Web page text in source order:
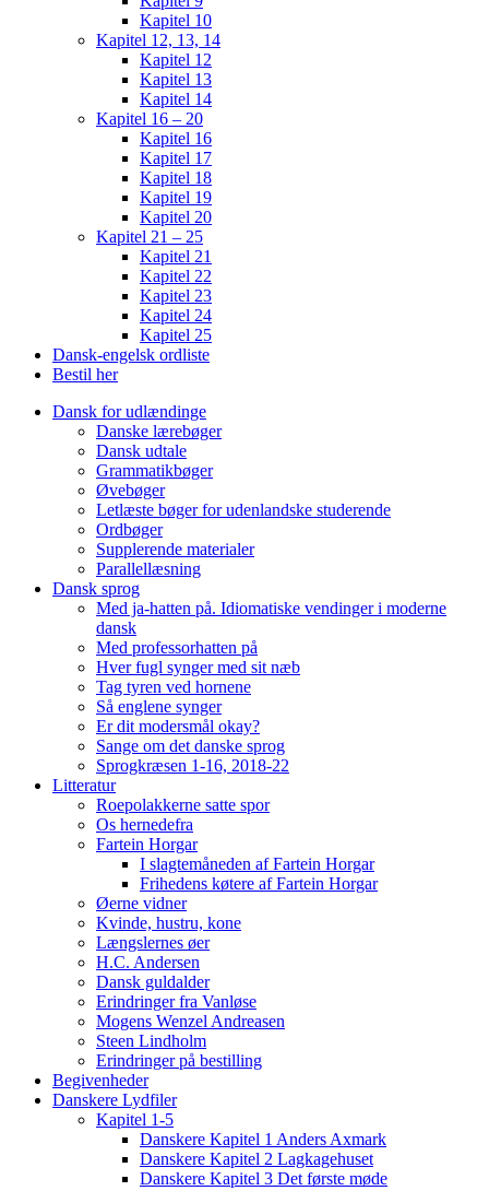
Kapitel 10
Kapitel 12, 13, 14
Kapitel 12
Kapitel 13
Kapitel 14
Kapitel 16 – 20
Kapitel 16
Kapitel 17
Kapitel 18
Kapitel 19
Kapitel 20
Kapitel 21 – 25
Kapitel 21
Kapitel 22
Kapitel 23
Kapitel 24
Kapitel 25
Dansk-engelsk ordliste
Bestil her
Dansk for udlændinge
Danske lærebøger
Dansk udtale
Grammatikbøger
Øvebøger
Letlæste bøger for udenlandske studerende
Ordbøger
Supplerende materialer
Parallellæsning
Dansk sprog
Med ja-hatten på. Idiomatiske vendinger i moderne
dansk
Med professorhatten på
Hver fugl synger med sit næb
Tag tyren ved hornene
Så englene synger
Er dit modersmål okay?
Sange om det danske sprog
Sprogkræsen 1-16, 2018-22
Litteratur
Roepolakkerne satte spor
Os hernedefra
Fartein Horgar
I slagtemåneden af Fartein Horgar
Frihedens køtere af Fartein Horgar
Øerne vidner
Kvinde, hustru, kone
Længslernes øer
H.C. Andersen
Dansk guldalder
Erindringer fra Vanløse
Mogens Wenzel Andreasen
Steen Lindholm
Erindringer på bestilling
Begivenheder
Danskere Lydfiler
Kapitel 1-5
Danskere Kapitel 1 Anders Axmark
Danskere Kapitel 2 Lagkagehuset
Danskere Kapitel 3 Det første møde